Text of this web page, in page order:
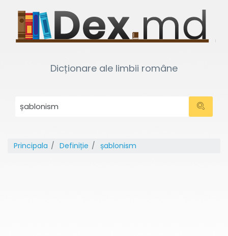
Dicționare ale limbii române
Principala Definiție șablonism